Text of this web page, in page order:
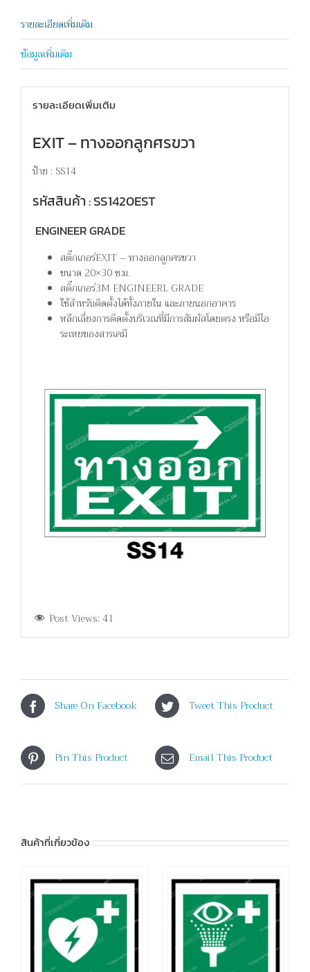
รายละเอียดเพิ่มเติม
ข้อมูลเพิ่มเติม
รายละเอียดเพิ่มเติม
EXIT – ทางออกลูกศรขวา
ป้าย : SS14
รหัสสินค้า : SS1420EST
ENGINEER GRADE
สติ๊กเกอร์EXIT – ทางออกลูกศรขวา
ขนาด 20×30 ซ.ม.
สติ๊กเกอร์3M ENGINEERL GRADE
ใช้สำหรับติดตั้งได้ทั้งภายใน และภายนอกอาคาร
หลีกเลี่ยงการติดตั้งบริเวณที่มีการสัมผัสโดยตรง หรือมีไอ
ระเหยของสารเคมี
Post Views:41
Share On Facebook Tweet This Product
Pin This Product Email This Product
สินค้าที่เกี่ยวข้อง